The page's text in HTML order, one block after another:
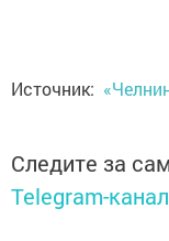
Источник:
Следите за
Telegram-